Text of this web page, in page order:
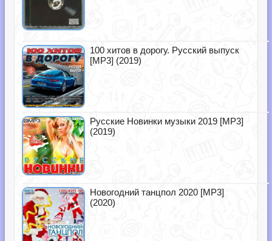
100 хитов в дорогу. Русский выпуск
[MP3] (2019)
Русские Новинки музыки 2019 [MP3]
(2019)
Новогодний танцпол 2020 [MP3]
(2020)